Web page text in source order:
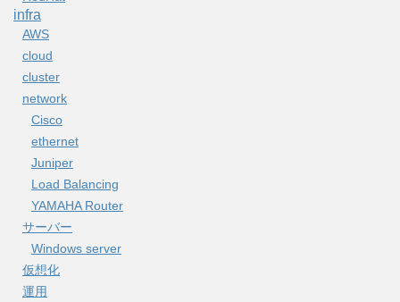
infra
AWS
cloud
cluster
network
Cisco
ethernet
Juniper
Load Balancing
YAMAHA Router
サーバー
Windows server
仮想化
運用